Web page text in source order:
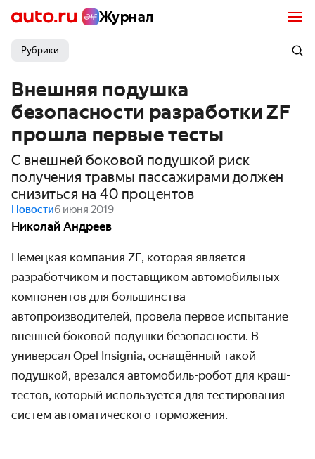
Журнал
Рубрики
Внешняя подушка
безопасности разработки ZF
прошла первые тесты
С внешней боковой подушкой риск
получения травмы пассажирами должен
снизиться на 40 процентов
Новости6 июня 2019
Николай Андреев
Немецкая компания ZF, которая является
разработчиком и поставщиком автомобильных
компонентов для большинства
автопроизводителей, провела первое испытание
внешней боковой подушки безопасности. В
универсал Opel Insignia, оснащённый такой
подушкой, врезался автомобиль-робот для краш-
тестов, который используется для тестирования
систем автоматического торможения.